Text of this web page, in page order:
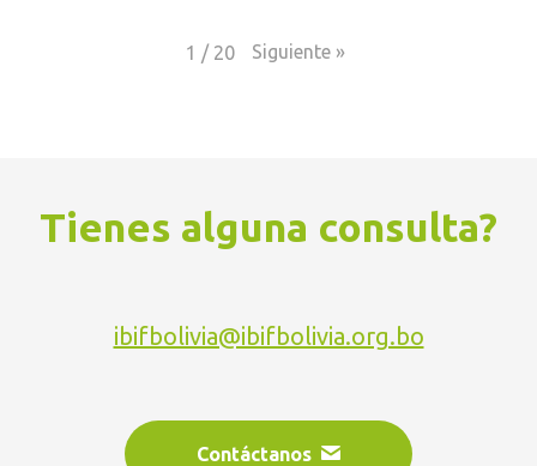
1 / 20 Siguiente »
Tienes alguna consulta?
ibifbolivia@ibifbolivia.org.bo
Contáctanos